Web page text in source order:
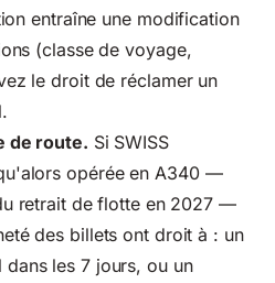
entraîne une modification
(classe de voyage,
le droit de réclamer un
de route. Si SWISS
opérée en A340 —
retrait de flotte en 2027 —
des billets ont droit à : un
les 7 jours, ou un